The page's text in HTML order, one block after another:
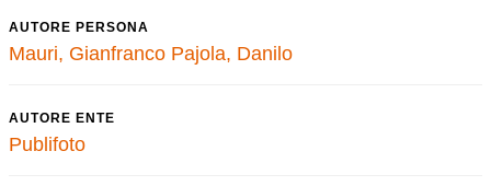
AUTORE PERSONA
Mauri, Gianfranco Pajola, Danilo
AUTORE ENTE
Publifoto